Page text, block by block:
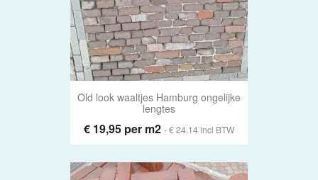
Old look waaltjes Hamburg ongelijke
lengtes
€ 19,95 per m2 - € 24.14 incl BTW